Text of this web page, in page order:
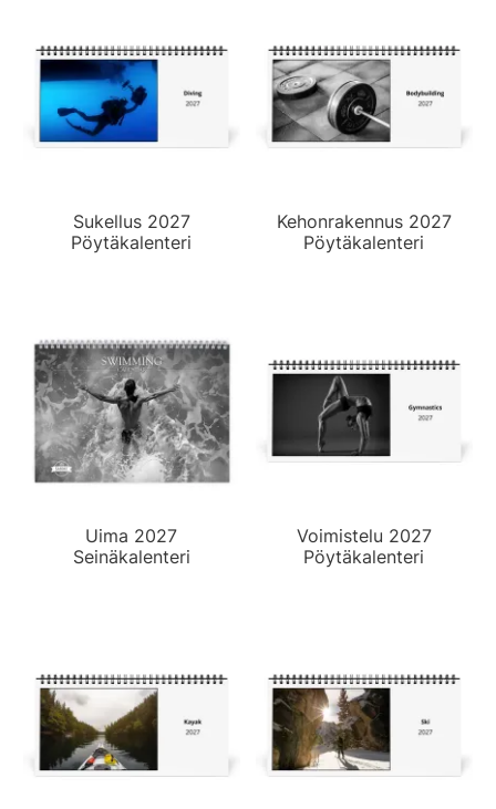
Sukellus 2027
Pöytäkalenteri
Kehonrakennus 2027
Pöytäkalenteri
Uima 2027
Seinäkalenteri
Voimistelu 2027
Pöytäkalenteri